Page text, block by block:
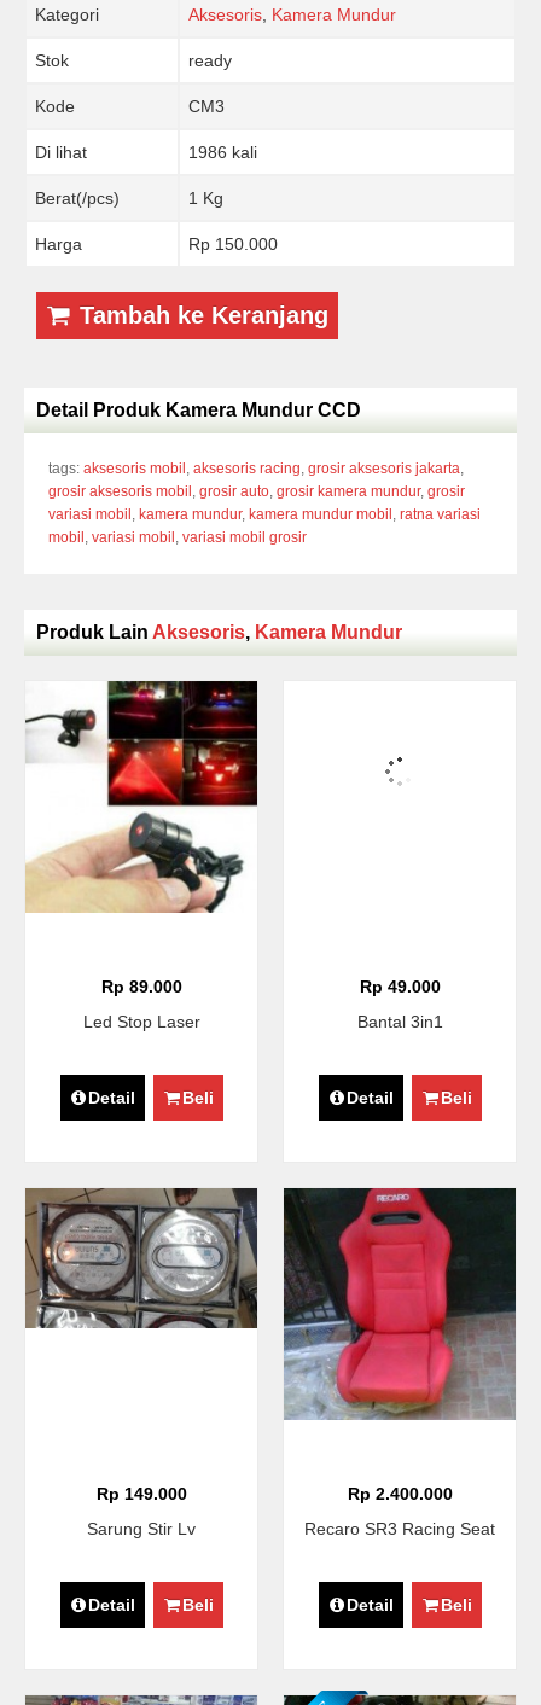
Kategori Aksesoris, Kamera Mundur
Stok ready
Kode CM3
Di lihat 1986 kali
Berat(/pcs) 1 Kg
Harga Rp 150.000
Tambah ke Keranjang
Detail Produk Kamera Mundur CCD
tags: aksesoris mobil , aksesoris racing, grosir aksesoris jakarta,
grosir aksesoris mobil , grosir auto, grosir kamera mundur, grosir
variasi mobil , kamera mundur, kamera mundur mobil , ratna variasi
mobil , variasi mobil , variasi mobil grosir
Produk Lain Aksesoris, Kamera Mundur
Rp 89.000
Led Stop Laser
Detail Beli
Rp 49.000
Bantal 3in1
Detail Beli
Rp 149.000
Sarung Stir Lv
Detail Beli
Rp 2.400.000
Recaro SR3 Racing Seat
Detail Beli